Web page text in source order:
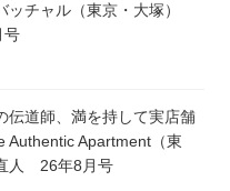
チャル（東京・大塚）
号
伝道師、満を持して実店舗
Apartment（東
人 26年8月号